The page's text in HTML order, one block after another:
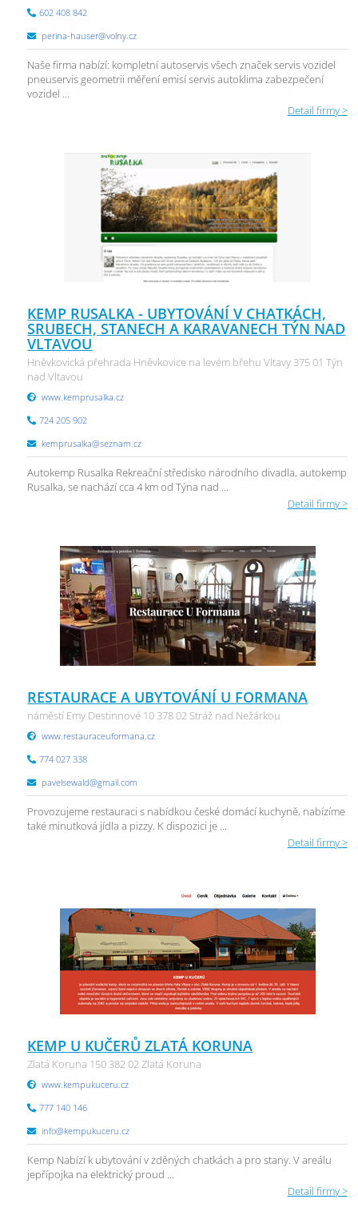
602 408 842
perina-hauser@volny.cz
Naše firma nabízí: kompletní autoservis všech značek servis vozidel
pneuservis geometrii měření emisí servis autoklima zabezpečení
vozidel ...
Detail firmy >
KEMP RUSALKA - UBYTOVÁNÍ V CHATKÁCH,
SRUBECH, STANECH A KARAVANECH TÝN NAD
VLTAVOU
Hněvkovická přehrada Hněvkovice na levém břehu Vltavy 375 01 Týn
nad Vltavou
www.kemprusalka.cz
724 205 902
kemprusalka@seznam.cz
Autokemp Rusalka Rekreační středisko národního divadla, autokemp
Rusalka, se nachází cca 4 km od Týna nad ...
Detail firmy >
RESTAURACE A UBYTOVÁNÍ U FORMANA
náměstí Emy Destinnové 10 378 02 Stráž nad Nežárkou
www.restauraceuformana.cz
774 027 338
pavelsewald@gmail.com
Provozujeme restauraci s nabídkou české domácí kuchyně, nabízíme
také minutková jídla a pizzy. K dispozici je ...
Detail firmy >
KEMP U KUČERŮ ZLATÁ KORUNA
Zlatá Koruna 150 382 02 Zlatá Koruna
www.kempukuceru.cz
777 140 146
info@kempukuceru.cz
Kemp Nabízí k ubytování v zděných chatkách a pro stany. V areálu
jepřípojka na elektrický proud ...
Detail firmy >